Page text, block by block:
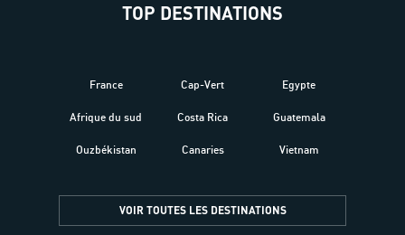
TOP DESTINATIONS
France
Afrique du sud
Ouzbékistan
Cap-Vert
Costa Rica
Canaries
Egypte
Guatemala
Vietnam
VOIR TOUTES LES DESTINATIONS